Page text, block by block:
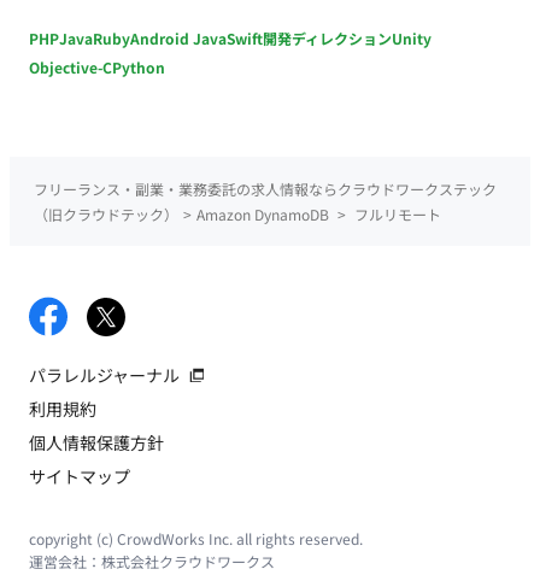
PHPJavaRubyAndroid JavaSwift開発ディレクションUnity
Objective-CPython
フリーランス・副業・業務委託の求人情報ならクラウドワークステック
（旧クラウドテック）
> Amazon DynamoDB > フルリモート
パラレルジャーナル
利用規約
個人情報保護方針
サイトマップ
copyright (c) CrowdWorks Inc. all rights reserved.
運営会社： 株式会社クラウドワークス